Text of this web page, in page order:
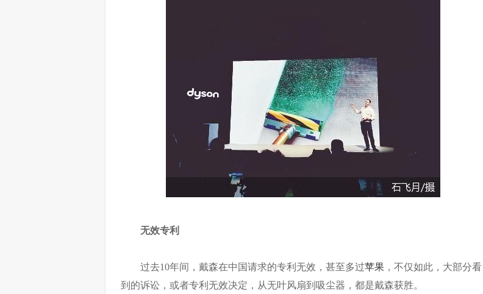
无效专利
过去10年间，戴森在中国请求的专利无效，甚至多过苹果 ，不仅如此，大部分看
到的诉讼，或者专利无效决定，从无叶风扇到吸尘器，都是戴森获胜。